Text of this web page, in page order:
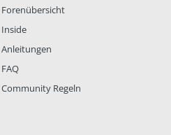
Forenübersicht
Inside
Anleitungen
FAQ
Community Regeln